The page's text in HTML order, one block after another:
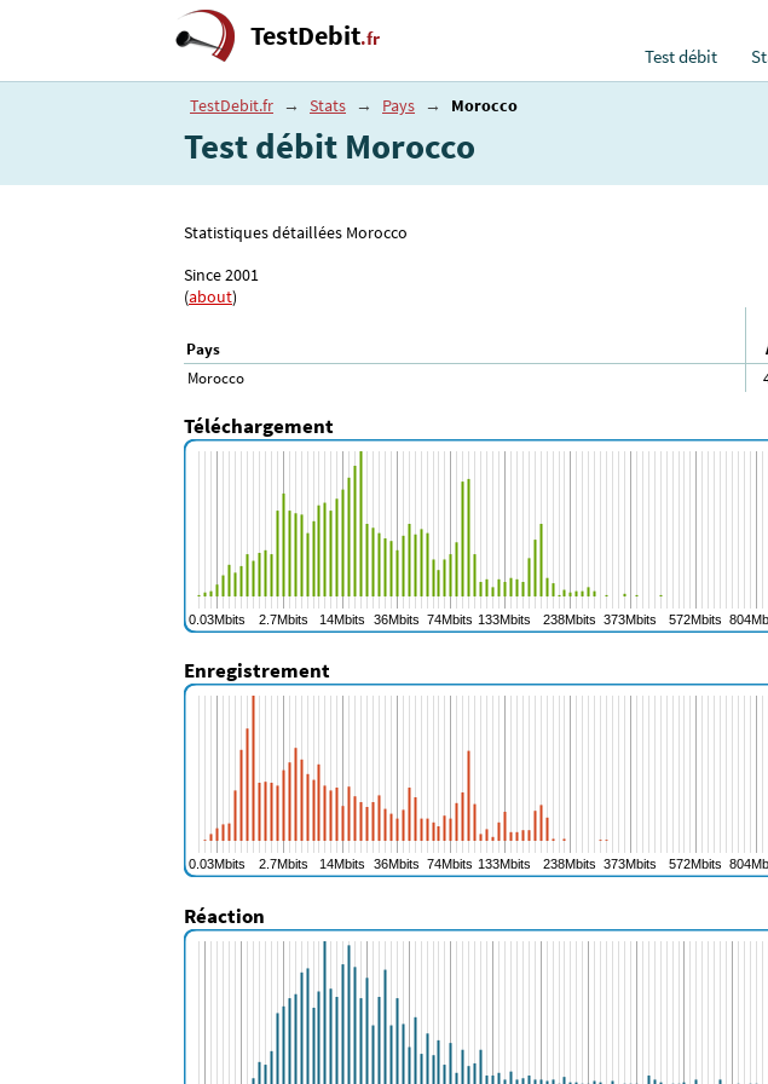
TestDebit.fr
Test débit
TestDebit.fr → Stats → Pays → Morocco
Test débit Morocco
Statistiques détaillées Morocco
Since 2001
(about)
Pays
Morocco
Téléchargement
Enregistrement
Réaction